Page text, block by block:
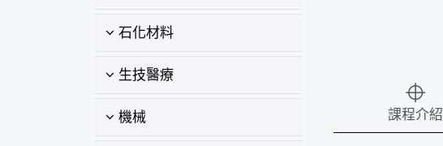
石化材料
生技醫療
機械 課程介紹